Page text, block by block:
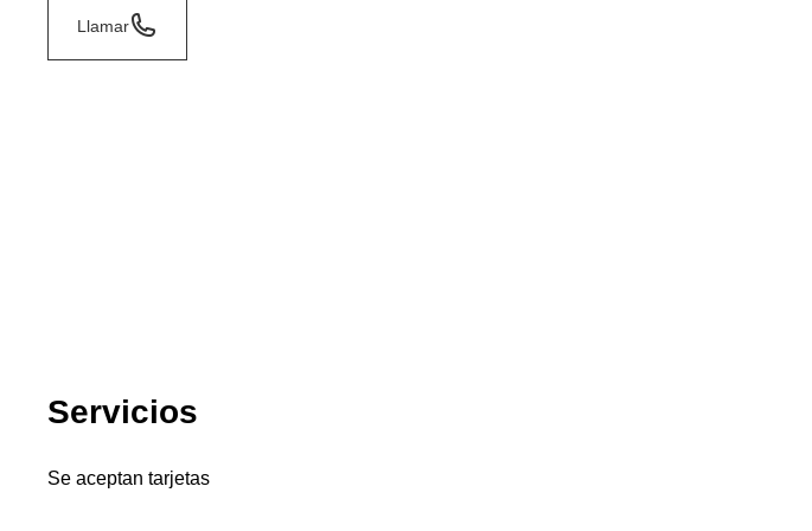
Llamar
Servicios
Se aceptan tarjetas